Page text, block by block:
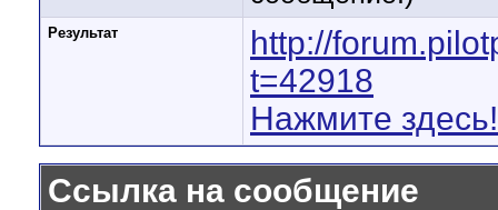
Результат
http://
t=42918
Нажмите здесь!
Ссылка на сообщение